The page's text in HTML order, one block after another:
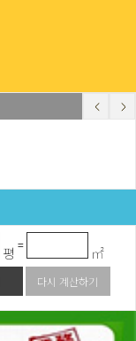
평 = ㎡
다시 계산하기